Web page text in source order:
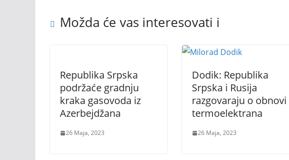
Možda će vas interesovati i
Republika Srpska
podržaće gradnju
kraka gasovoda iz
Azerbejdžana
26 Maja, 2023
Dodik: Republika
Srpska i Rusija
razgovaraju o obnovi
termoelektrana
26 Maja, 2023